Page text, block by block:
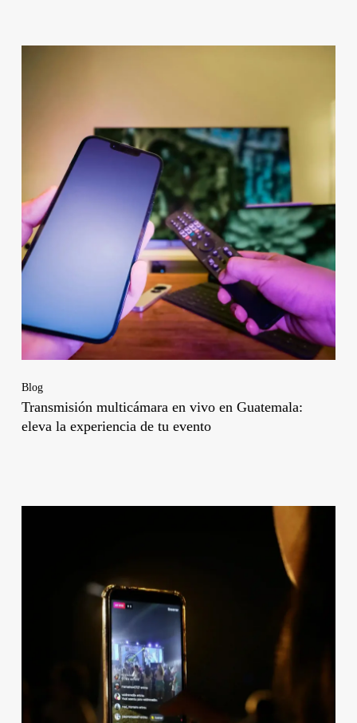
Blog
Transmisión multicámara en vivo en Guatemala:
eleva la experiencia de tu evento